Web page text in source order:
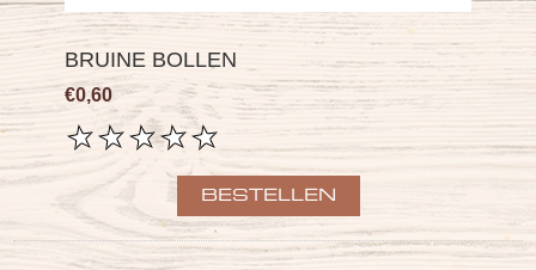
BRUINE BOLLEN
€0,60